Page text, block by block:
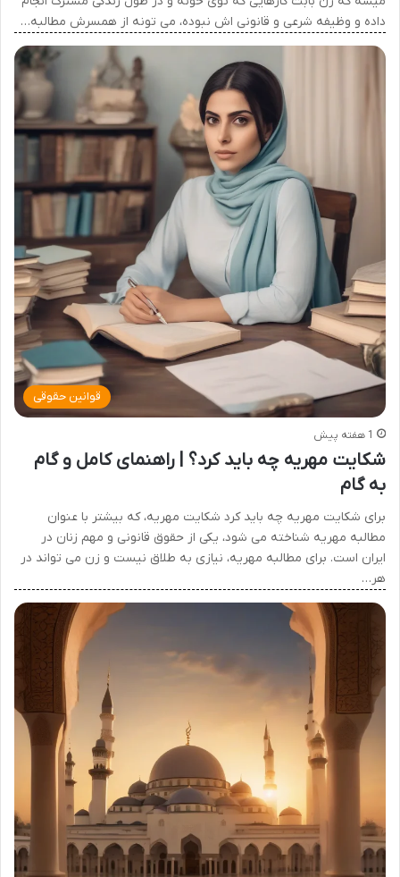
داده و وظیفه شرعی و قانونی اش نبوده، می تونه از همسرش مطالبه…
قوانین حقوقی
1 هفته پیش
شکایت مهریه چه باید کرد؟ | راهنمای کامل و گام
به گام
برای شکایت مهریه چه باید کرد شکایت مهریه، که بیشتر با عنوان
مطالبه مهریه شناخته می شود، یکی از حقوق قانونی و مهم زنان در
ایران است. برای مطالبه مهریه، نیازی به طلاق نیست و زن می تواند در
هر…